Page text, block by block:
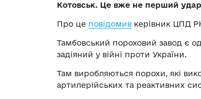
Котовськ. Це вже не перший удар
Про це повідомив керівник ЦПД
Тамбовський пороховий завод є
задіяний у війні проти України.
Там виробляються порохи, які
артилерійських та реактивних